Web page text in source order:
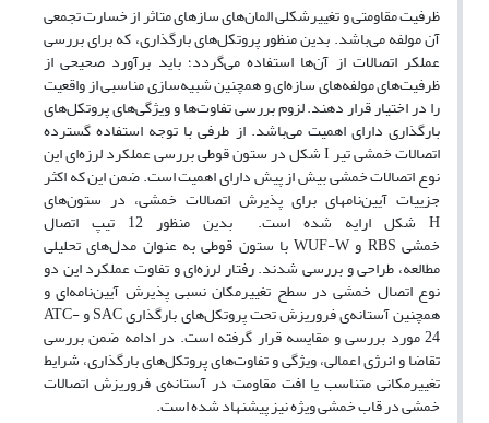
ظرفیت مقاومتی و تغییر­شکلی المان‌­های سازه­ای متاثر از خسارت تجمعی
آن مولفه می‌­باشد. بدین منظور پروتکل­‌های بارگذاری، که برای بررسی
عملکر اتصالات از آن­‌ها استفاده می­‌گردد؛ باید برآورد صحیحی از
ظرفیت­‌های مولفه‌­های سازه‌­ای و همچنین شبیه‌­سازی مناسبی از واقعیت
را در اختیار قرار دهند. لزوم بررسی تفاوت­‌ها و ویژگی‌­های پروتکل‌­های
بارگذاری دارای اهمیت می‌­باشد. از طرفی با توجه استفاده گسترده
اتصالات خمشی تیرIشکل در ستون قوطی بررسی عملکرد لرزه‌­ای این
نوع اتصالات خمشی بیش از پیش دارای اهمیت است. ضمن این که اکثر
جزییات آیین‌­نامه­ای برای پذیرش اتصالات خمشی، در ستون‌­های
H شکل ارایه شده­ است. بدین منظور 12 تیپ اتصال
خمشی RBS وWUF-Wبا ستون قوطی به عنوان مدل­‌های تحلیلی
مطالعه، طراحی و بررسی شدند. رفتار لرزه‌­ای و تفاوت عملکرد این دو
نوع اتصال خمشی در سطح تغییرمکان نسبی پذیرش آیین‌­نامه‌­ای و
همچنین آستانه‌­ی فروریزش تحت پروتکل‌­های بارگذاریSACوATC-
24مورد بررسی و مقایسه قرار گرفته­ است. در ادامه ضمن بررسی
تقاضا و انرژی اعمالی، ویژگی و تفاوت­‌های پروتکل­‌های بارگذاری، شرایط
تغییرمکانی متناسب یا افت مقاومت در آستانه‌­ی فروریزش اتصالات
خمشی در قاب خمشی ویژه نیز پیشنهاد شده ­است.